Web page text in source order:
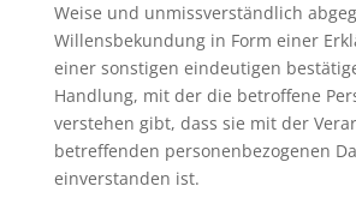
Weise und unmissverständlich
Willensbekundung in Form einer
einer sonstigen eindeutigen
Handlung, mit der die betroffene
verstehen gibt, dass sie mit der
betreffenden personenbezogenen
einverstanden ist.